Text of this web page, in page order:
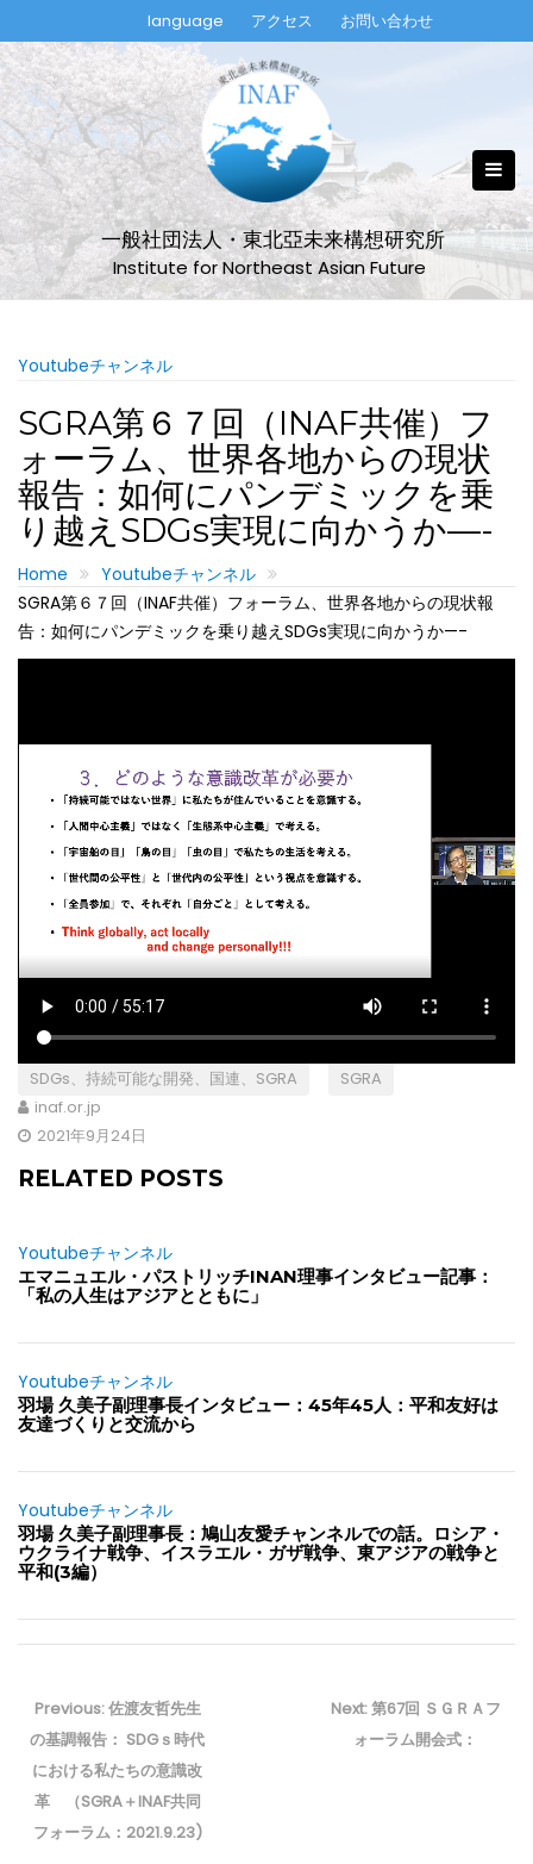
to
content
language アクセス お問い合わせ
一般社団法人・東北亞未来構想研究所
Institute for Northeast Asian Future
Youtubeチャンネル
SGRA第６７回（INAF共催）フ
ォーラム、世界各地からの現状
報告：如何にパンデミックを乗
り越えSDGs実現に向かうか—-
Home
Youtubeチャンネル
SGRA第６７回（INAF共催）フォーラム、世界各地からの現状報
告：如何にパンデミックを乗り越えSDGs実現に向かうか—-
SDGs、持続可能な開発、国連、SGRA
SGRA
inaf.or.jp
2021年9月24日
RELATED POSTS
Youtubeチャンネル
エマニュエル・パストリッチINAN理事インタビュー記事：
「私の人生はアジアとともに」
Youtubeチャンネル
羽場 久美子副理事長インタビュー：45年45人：平和友好は
友達づくりと交流から
Youtubeチャンネル
羽場 久美子副理事長：鳩山友愛チャンネルでの話。ロシア・
ウクライナ戦争、イスラエル・ガザ戦争、東アジアの戦争と
平和(3編）
稿
ナ
ビ
ゲ
ー
シ
Previous:Previous
post:
佐渡友哲先生
の基調報告： SDGｓ時代
における私たちの意識改
革 （SGRA＋INAF共同
フォーラム：2021.9.23)
Next:Next
post:
第67回 ＳＧＲＡフ
ォーラム開会式：